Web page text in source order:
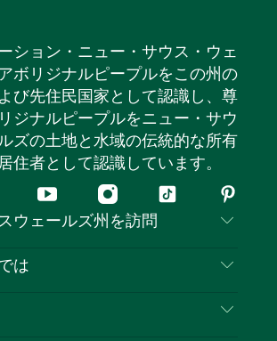
ション・ニュー・サウス・ウェ
ボリジナルピープルをこの州の
び先住民国家として認識し、尊
ジナルピープルをニュー・サウ
ズの土地と水域の伝統的な所有
住者として認識しています。
ユ
ー
イ
ン
テ
ピ
ン
レ
ト
ウェールズ州を訪問
は